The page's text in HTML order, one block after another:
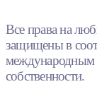
Все права на
защищены в
международным
собственности.